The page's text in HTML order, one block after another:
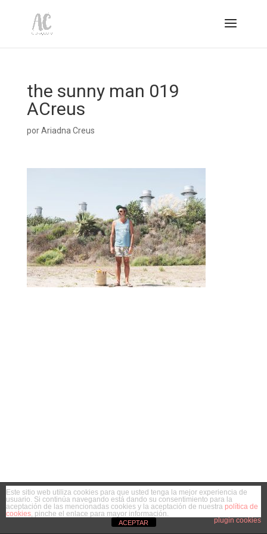
the sunny man 019
ACreus
porAriadna Creus
Este sitio web utiliza cookies para que usted tenga la mejor experiencia de
usuario. Si continúa navegando está dando su consentimiento para la
aceptación de las mencionadas cookies y la aceptación de nuestra política de
cookies, pinche el enlace para mayor información.
plugin cookies
ACEPTAR